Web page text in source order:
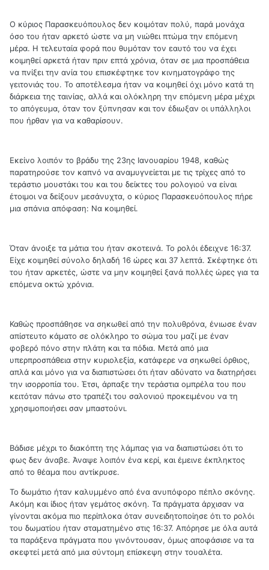
Ο κύριος Παρασκευόπουλος δεν κοιμόταν πολύ, παρά μονάχα
όσο του ήταν αρκετό ώστε να μη νιώθει πτώμα την επόμενη
μέρα. Η τελευταία φορά που θυμόταν τον εαυτό του να έχει
κοιμηθεί αρκετά ήταν πριν επτά χρόνια, όταν σε μια προσπάθεια
να πνίξει την ανία του επισκέφτηκε τον κινηματογράφο της
γειτονιάς του. Το αποτέλεσμα ήταν να κοιμηθεί όχι μόνο κατά τη
διάρκεια της ταινίας, αλλά και ολόκληρη την επόμενη μέρα μέχρι
το απόγευμα, όταν τον ξύπνησαν και τον έδιωξαν οι υπάλληλοι
που ήρθαν για να καθαρίσουν.
Εκείνο λοιπόν το βράδυ της 23ης Ιανουαρίου 1948, καθώς
παρατηρούσε τον καπνό να αναμυγνείεται με τις τρίχες από το
τεράστιο μουστάκι του και του δείκτες του ρολογιού να είναι
έτοιμοι να δείξουν μεσάνυχτα, ο κύριος Παρασκευόπουλος πήρε
μια σπάνια απόφαση: Να κοιμηθεί.
Όταν άνοιξε τα μάτια του ήταν σκοτεινά. Το ρολόι έδειχνε 16:37.
Είχε κοιμηθεί σύνολο δηλαδή 16 ώρες και 37 λεπτά. Σκέφτηκε ότι
του ήταν αρκετές, ώστε να μην κοιμηθεί ξανά πολλές ώρες για τα
επόμενα οκτώ χρόνια.
Καθώς προσπάθησε να σηκωθεί από την πολυθρόνα, ένιωσε έναν
απίστευτο κάματο σε ολόκληρο το σώμα του μαζί με έναν
φοβερό πόνο στην πλάτη και τα πόδια. Μετά από μια
υπερπροσπάθεια στην κυριολεξία, κατάφερε να σηκωθεί όρθιος,
απλά και μόνο για να διαπιστώσει ότι ήταν αδύνατο να διατηρήσει
την ισορροπία του. Έτσι, άρπαξε την τεράστια ομπρέλα του που
κειτόταν πάνω στο τραπέζι του σαλονιού προκειμένου να τη
χρησιμοποιήσει σαν μπαστούνι.
Βάδισε μέχρι το διακόπτη της λάμπας για να διαπιστώσει ότι το
φως δεν άναβε. Άναψε λοιπόν ένα κερί, και έμεινε έκπληκτος
από το θέαμα που αντίκρυσε.
Το δωμάτιο ήταν καλυμμένο από ένα ανυπόφορο πέπλο σκόνης.
Ακόμη και ίδιος ήταν γεμάτος σκόνη. Τα πράγματα άρχισαν να
γίνονται ακόμα πιο περίπλοκα όταν συνειδητοποίησε ότι το ρολόι
του δωματίου ήταν σταματημένο στις 16:37. Απόρησε με όλα αυτά
τα παράξενα πράγματα που γινόντουσαν, όμως αποφάσισε να τα
σκεφτεί μετά από μια σύντομη επίσκεψη στην τουαλέτα.